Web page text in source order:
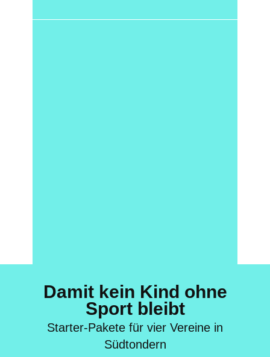
Damit kein Kind ohne
Sport bleibt
Starter-Pakete für vier Vereine in
Südtondern